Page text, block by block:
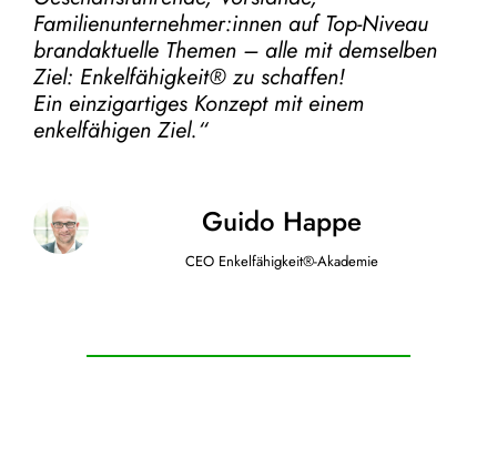
Familienunternehmer:innen auf Top-Niveau
brandaktuelle Themen – alle mit demselben
Ziel: Enkelfähigkeit® zu schaffen!
Ein einzigartiges Konzept mit einem
enkelfähigen Ziel.“
Guido Happe
CEO Enkelfähigkeit®-Akademie